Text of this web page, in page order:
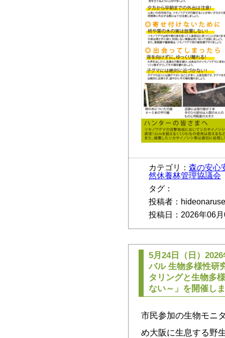
カテゴリ： 森の安心
然休養林管理協議会
タグ：
投稿者：hideonaruse
投稿日：2026年06
5月24日（日）
バル 生物多様性研
タリングと生物多
ない～」を開催し
市民参加の生物モニ
め大阪に生息する野